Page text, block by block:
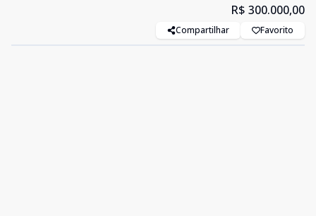
R$ 300.000,00
Compartilhar Favorito